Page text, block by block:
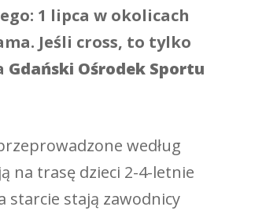
1 lipca w okolicach
Jeśli cross, to tylko
Gdański Ośrodek Sportu
według
na trasę dzieci 2-4-letnie
starcie stają zawodnicy